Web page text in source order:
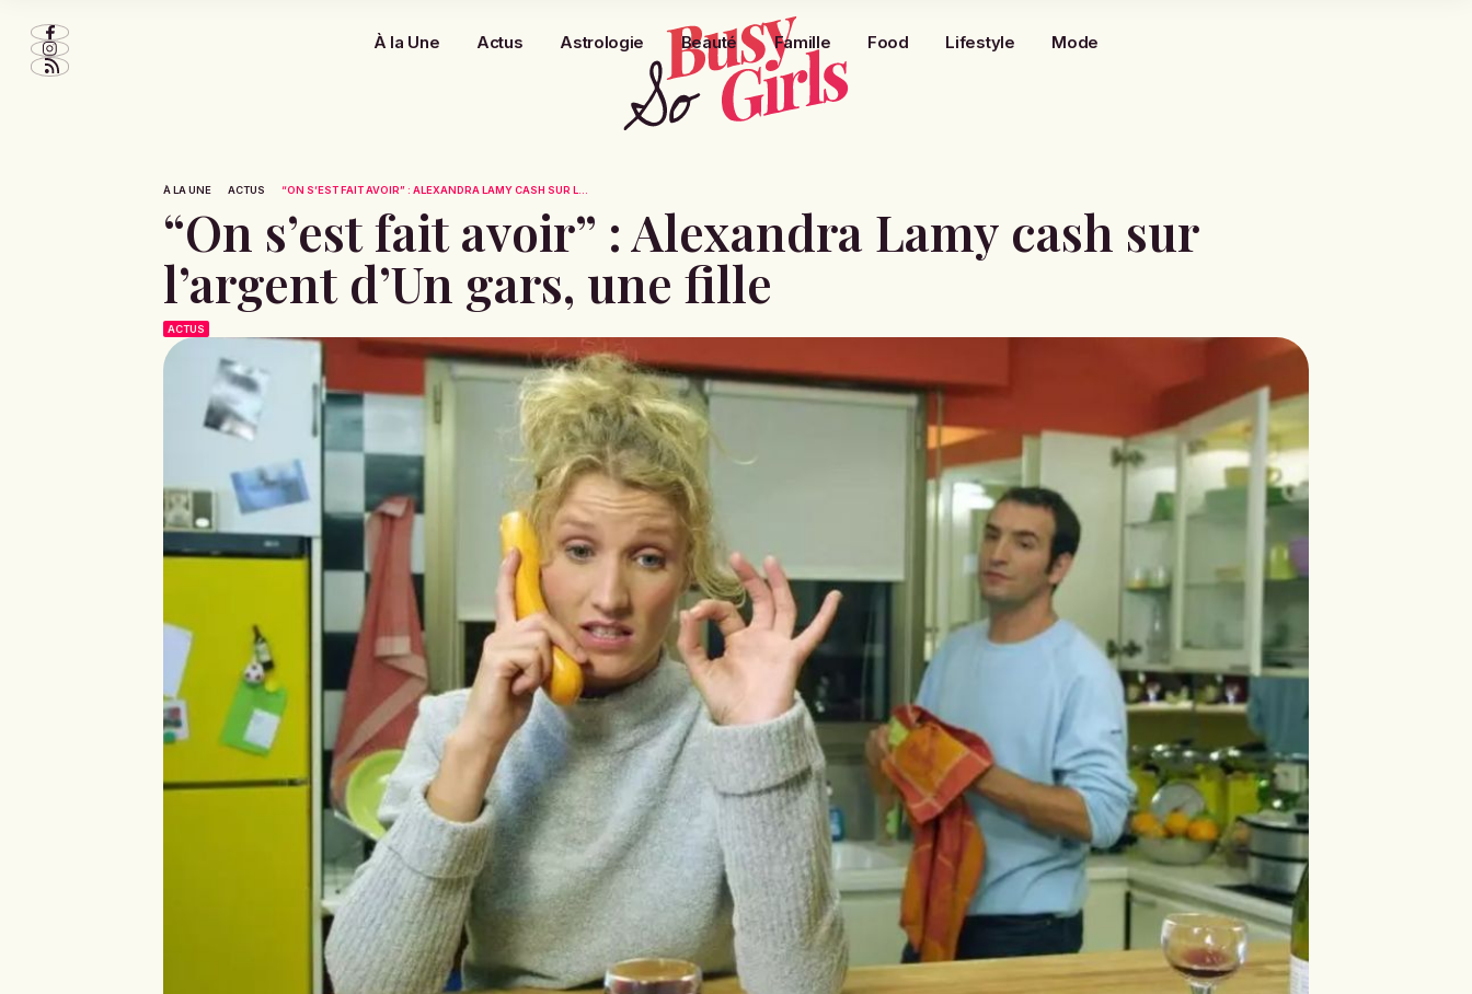
À la Une Actus Astrologie Beauté Famille Food Lifestyle Mode
À LA UNE ACTUS “ON S’EST FAIT AVOIR” : ALEXANDRA LAMY CASH SUR L...
“On s’est fait avoir” : Alexandra Lamy cash sur
l’argent d’Un gars, une fille
ACTUS